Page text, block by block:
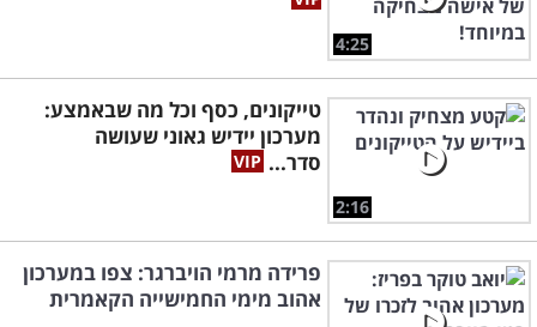
4:25
2:16
טייקונים, כסף וכל מה שבאמצע:
מערכון יידיש גאוני שעושה
סדר...
פרידה מרמי הויברגר: צפו במערכון
אהוב מימי החמישייה הקאמרית